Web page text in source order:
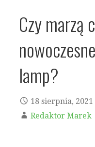
Czy marzą
lamp?
18 sierpnia, 2021
Redaktor Marek